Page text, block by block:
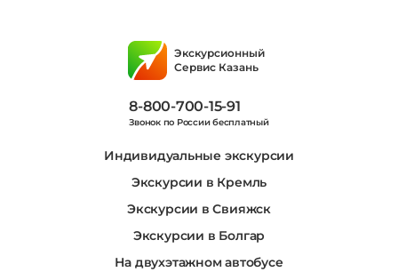
Экскурсионный
Сервис Казань
8-800-700-15-91
Звонок по России бесплатный
Индивидуальные экскурсии
Экскурсии в Кремль
Экскурсии в Свияжск
Экскурсии в Болгар
На двухэтажном автобусе